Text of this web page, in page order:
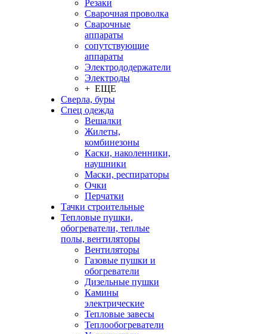
Резаки
Сварочная проволка
Сварочные
аппараты
сопутствующие
аппараты
Электрододержатели
Электроды
+ ЕЩЕ
Сверла, буры
Спец одежда
Вешалки
Жилеты,
комбинезоны
Каски, наколенники,
наушники
Маски, респираторы
Очки
Перчатки
Тачки строительные
Тепловые пушки,
обогреватели, теплые
полы, вентиляторы
Вентиляторы
Газовые пушки и
обогреватели
Дизельные пушки
Камины
электрические
Тепловые завесы
Теплообогреватели